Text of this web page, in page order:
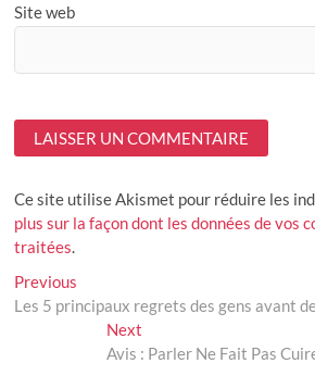
Site web
Ce site utilise Akismet pour réduire les
plus sur la façon dont les données de vos
traitées.
Navigation
de
l’article
Previous
post:
Les 5 principaux regrets des gens avant
NextNext
post:
Avis : Parler Ne Fait Pas